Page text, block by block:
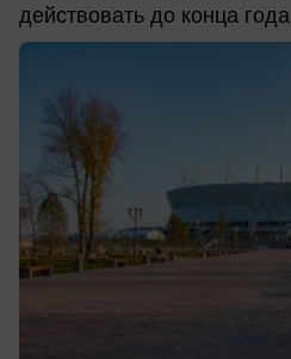
действовать до конца года